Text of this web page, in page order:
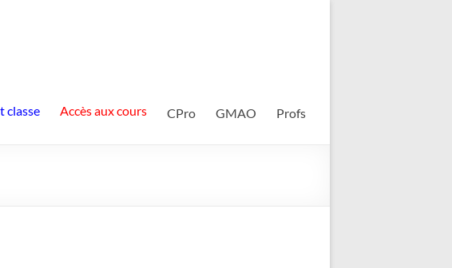
classe Accès aux cours CPro GMAO Profs